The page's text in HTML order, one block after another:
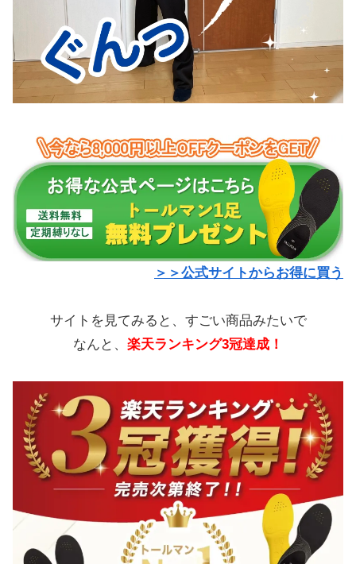
＞＞公式サイトからお得に買う
サイトを見てみると、すごい商品みたいで
なんと、 楽天ランキング3冠達成！